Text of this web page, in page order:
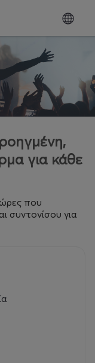
για κάθε
που
συντονίσου για